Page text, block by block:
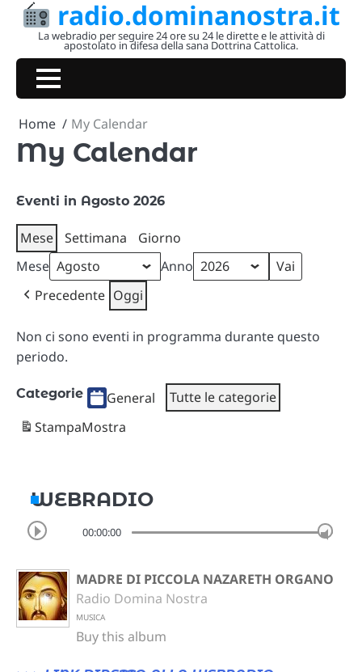
Skip
radio.dominanostra.it
La webradio per seguire 24 ore su 24 le dirette e le attività di
apostolato in difesa della sana Dottrina Cattolica.
Home My Calendar
My Calendar
Eventi in Agosto 2026
Mese Settimana
Giorno
Mese
Anno
Precedente Oggi
Non ci sono eventi in programma durante questo
periodo.
Categorie General
Tutte le categorie
StampaMostra
WEBRADIO
00:00:00
MADRE DI PICCOLA NAZARETH ORGANO
Radio Domina Nostra
MUSICA
Buy this album